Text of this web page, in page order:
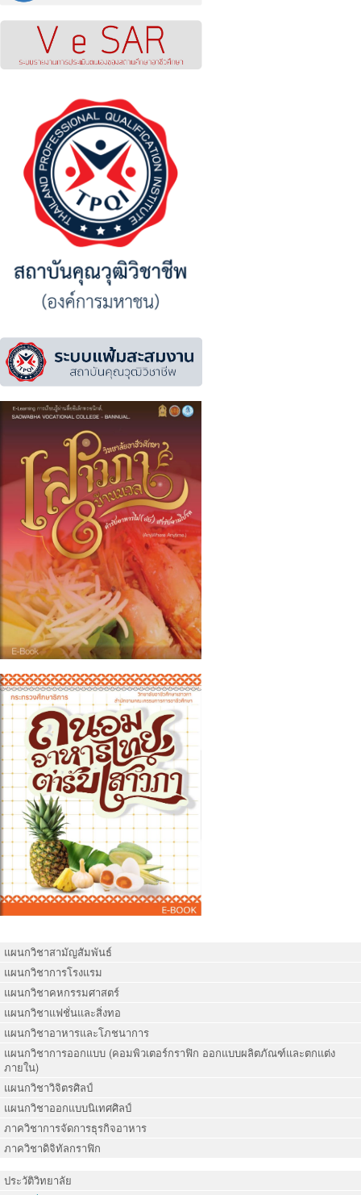
แผนกวิชาสามัญสัมพันธ์
แผนกวิชาการโรงแรม
แผนกวิชาคหกรรมศาสตร์
แผนกวิชาแฟชั่นและสิ่งทอ
แผนกวิชาอาหารและโภชนาการ
แผนกวิชาการออกแบบ (คอมพิวเตอร์กราฟิก ออกแบบผลิตภัณฑ์และตกแต่ง
ภายใน)
แผนกวิชาวิจิตรศิลป์
แผนกวิชาออกแบบนิเทศศิลป์
ภาควิชาการจัดการธุรกิจอาหาร
ภาควิชาดิจิทัลกราฟิก
ประวัติวิทยาลัย